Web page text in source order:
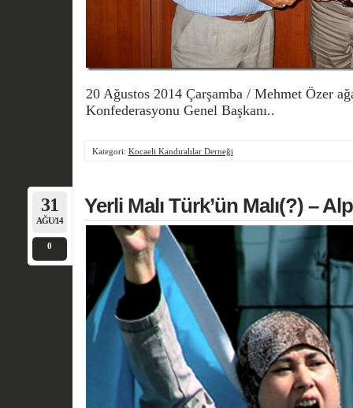
20 Ağustos 2014 Çarşamba / Mehmet Özer
Konfederasyonu Genel Başkanı..
Kategori: Kocaeli Kandıralılar Derneği
31
AĞU/14
0
Yerli Malı Türk’ün Malı(?) –